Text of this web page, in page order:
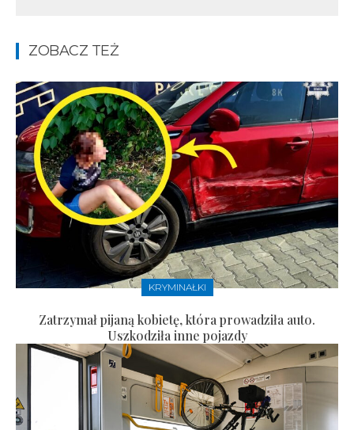
ZOBACZ TEŻ
KRYMINAŁKI
Zatrzymał pijaną kobietę, która prowadziła auto.
Uszkodziła inne pojazdy